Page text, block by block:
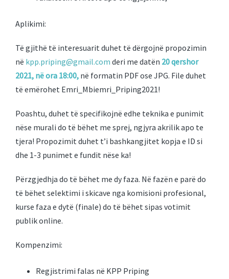
Aplikimi:
Të gjithë të interesuarit duhet të dërgojnë propozimin
në kpp.priping@gmail.com deri me datën 20 qershor
2021, në ora 18:00, në formatin PDF ose JPG. File duhet
të emërohet Emri_Mbiemri_Priping2021!
Poashtu, duhet të specifikojnë edhe teknika e punimit
nëse murali do të bëhet me sprej, ngjyra akrilik apo te
tjera! Propozimit duhet t’i bashkangjitet kopja e ID si
dhe 1-3 punimet e fundit nëse ka!
Përzgjedhja do të bëhet me dy faza. Në fazën e parë do
të bëhet selektimi i skicave nga komisioni profesional,
kurse faza e dytë (finale) do të bëhet sipas votimit
publik online.
Kompenzimi:
Regjistrimi falas në KPP Priping